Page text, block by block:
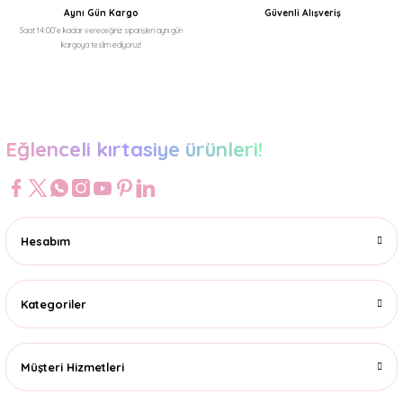
Aynı Gün Kargo
Saat 14:00'e kadar vereceğiniz siparişleri aynı gün
kargoya teslim ediyoruz!
Güvenli Alışveriş
Eğlenceli kırtasiye ürünleri!
Hesabım
Kategoriler
Müşteri Hizmetleri